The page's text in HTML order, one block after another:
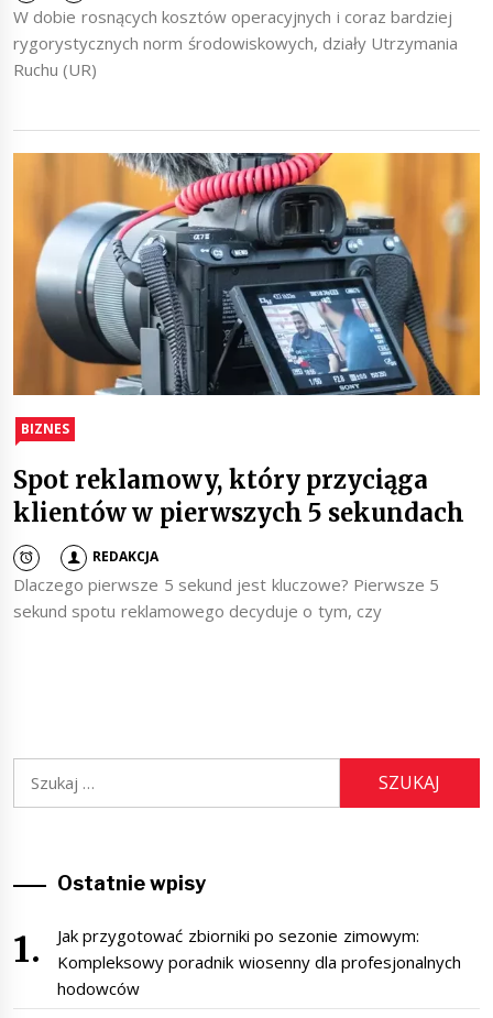
W dobie rosnących kosztów operacyjnych i coraz bardziej
rygorystycznych norm środowiskowych, działy Utrzymania
Ruchu (UR)
BIZNES
Spot reklamowy, który przyciąga
klientów w pierwszych 5 sekundach
REDAKCJA
Dlaczego pierwsze 5 sekund jest kluczowe? Pierwsze 5
sekund spotu reklamowego decyduje o tym, czy
Szukaj:
Ostatnie wpisy
Jak przygotować zbiorniki po sezonie zimowym:
Kompleksowy poradnik wiosenny dla profesjonalnych
hodowców